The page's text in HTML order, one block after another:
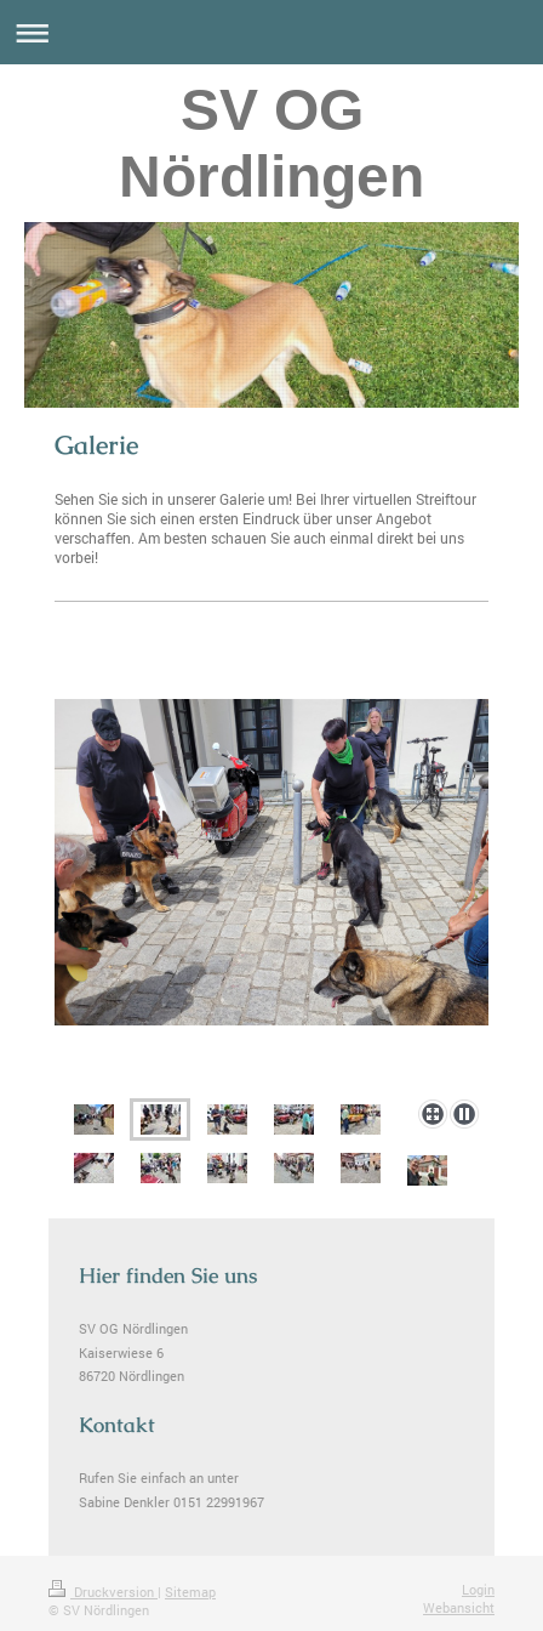
SV OG
Nördlingen
Galerie
Sehen Sie sich in unserer Galerie um! Bei Ihrer virtuellen Streiftour
können Sie sich einen ersten Eindruck über unser Angebot
verschaffen. Am besten schauen Sie auch einmal direkt bei uns
vorbei!
Hier finden Sie uns
SV OG Nördlingen
Kaiserwiese 6
86720 Nördlingen
Kontakt
Rufen Sie einfach an unter
Sabine Denkler 0151 22991967
Druckversion | Sitemap
© SV Nördlingen
Login
Webansicht